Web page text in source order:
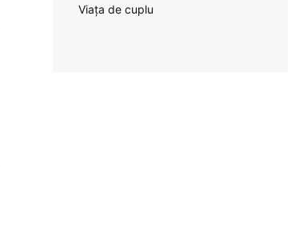
Viața de cuplu